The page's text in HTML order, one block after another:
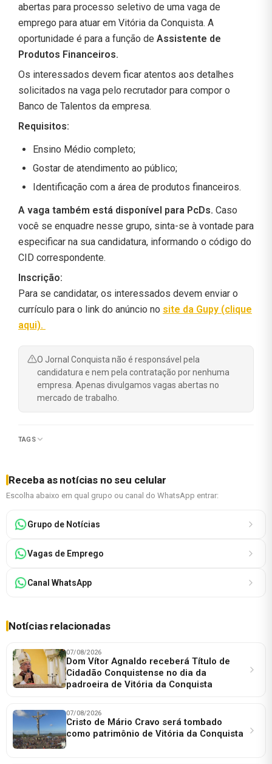
abertas para processo seletivo de uma vaga de
emprego para atuar em Vitória da Conquista. A
oportunidade é para a função de Assistente de
Produtos Financeiros.
Os interessados devem ficar atentos aos detalhes
solicitados na vaga pelo recrutador para compor o
Banco de Talentos da empresa.
Requisitos:
Ensino Médio completo;
Gostar de atendimento ao público;
Identificação com a área de produtos financeiros.
A vaga também está disponível para PcDs. Caso
você se enquadre nesse grupo, sinta-se à vontade para
especificar na sua candidatura, informando o código do
CID correspondente.
Inscrição:
Para se candidatar, os interessados devem enviar o
currículo para o link do anúncio no site da Gupy (clique
aqui).
O Jornal Conquista não é responsável pela
candidatura e nem pela contratação por nenhuma
empresa. Apenas divulgamos vagas abertas no
mercado de trabalho.
TAGS
Receba as notícias no seu celular
Escolha abaixo em qual grupo ou canal do WhatsApp entrar:
Grupo de Notícias
Vagas de Emprego
Canal WhatsApp
Notícias relacionadas
07/08/2026
Dom Vítor Agnaldo receberá Título de
Cidadão Conquistense no dia da
padroeira de Vitória da Conquista
07/08/2026
Cristo de Mário Cravo será tombado
como patrimônio de Vitória da Conquista